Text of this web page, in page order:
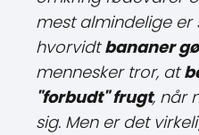
mest almindelige er
hvorvidt bananer
mennesker tror, ​​at
"forbudt" frugt, når
sig. Men er det